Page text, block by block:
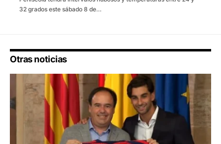
32 grados este sábado 8 de…
Otras noticias